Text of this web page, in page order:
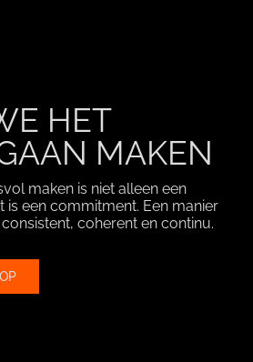
HET
MAKEN
maken is niet alleen een
is een commitment. Een manier
coherent en continu.